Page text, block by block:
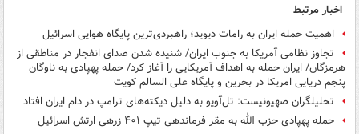
اخبار مرتبط
اهمیت حمله ایران به رامات دیوید؛ راهبردی‌ترین پایگاه هوایی اسرائیل
تجاوز نظامی آمریکا به جنوب ایران/ شنیده شدن صدای انفجار در مناطقی از
هرمزگان/ ایران حمله به اهداف آمریکایی را آغاز کرد/ حمله پهپادی به ناوگان
پنجم دریایی امریکا در بحرین و پایگاه علی السالم کویت
تحلیلگران صهیونیست: تل‌آویو به دلیل دیکته‌های ترامپ در دام ایران افتاد
حمله پهپادی حزب الله به مقر فرماندهی تیپ ۴۰۱ زرهی ارتش اسرائیل